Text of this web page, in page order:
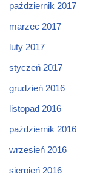
październik 2017
marzec 2017
luty 2017
styczeń 2017
grudzień 2016
listopad 2016
październik 2016
wrzesień 2016
sierpień 2016